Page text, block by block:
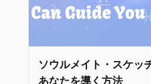
ソウルメイト・スケッ
あなたを導く方法